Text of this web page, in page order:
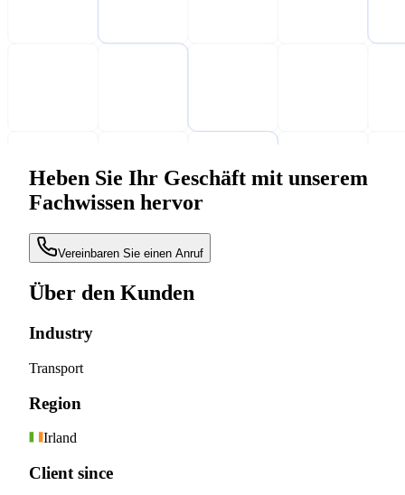
Heben Sie Ihr Geschäft mit unserem
Fachwissen hervor
Vereinbaren Sie einen Anruf
Über den Kunden
Industry
Transport
Region
Irland
Client since